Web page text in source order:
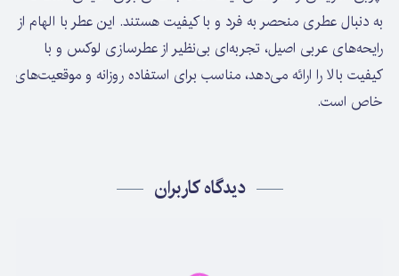
به دنبال عطری منحصر به فرد و با کیفیت هستند. این عطر با الهام از
رایحه‌های عربی اصیل، تجربه‌ای بی‌نظیر از عطرسازی لوکس و با
کیفیت بالا را ارائه می‌دهد، مناسب برای استفاده روزانه و موقعیت‌های
خاص است.
دیدگاه کاربران